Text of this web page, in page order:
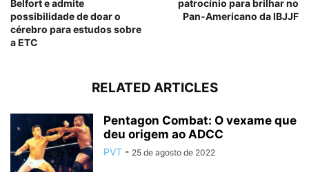
Belfort e admite
possibilidade de doar o
cérebro para estudos sobre
a ETC
patrocínio para brilhar no
Pan-Americano da IBJJF
RELATED ARTICLES
Pentagon Combat: O vexame que
deu origem ao ADCC
PVT - 25 de agosto de 2022